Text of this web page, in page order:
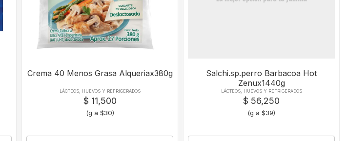
Crema 40 Menos Grasa Alqueriax380g
LÁCTEOS, HUEVOS Y REFRIGERADOS
$ 11,500
(g a $30)
Salchi.sp.perro Barbacoa Hot
Zenux1440g
LÁCTEOS, HUEVOS Y REFRIGERADOS
$ 56,250
(g a $39)